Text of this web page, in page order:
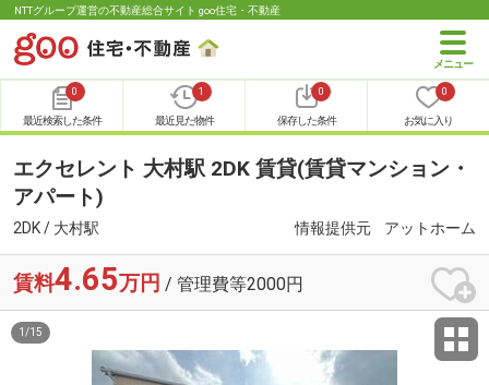
NTTグループ運営の不動産総合サイト goo住宅・不動産
0
最近検索した条件
1
最近見た物件
0
保存した条件
0
お気に入り
エクセレント 大村駅 2DK 賃貸(賃貸マンション・
アパート)
2DK / 大村駅 情報提供元 アットホーム
賃料4.65万円 / 管理費等2000円
1 /15